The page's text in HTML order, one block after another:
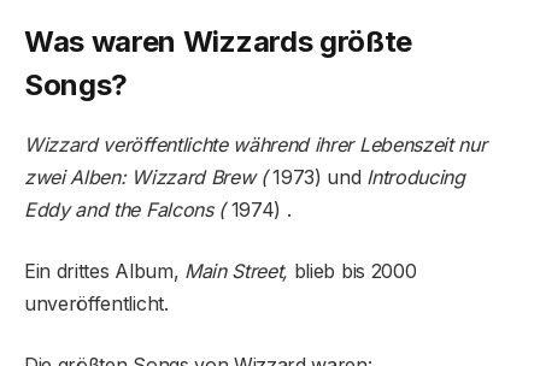
Was waren Wizzards größte
Songs?
Wizzard veröffentlichte während ihrer Lebenszeit nur
zwei Alben: Wizzard Brew (1973) und Introducing
Eddy and the Falcons (1974) .
Ein drittes Album, Main Street, blieb bis 2000
unveröffentlicht.